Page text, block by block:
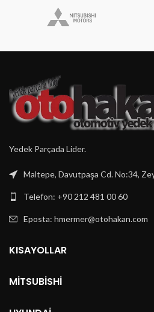
Yedek Parçada Lider.
Maltepe, Davutpaşa Cd. No:34,
Telefon: +90 212 481 00 60
Eposta: hmermer@otohakan.com
KISAYOLLAR
MITSUBISHI